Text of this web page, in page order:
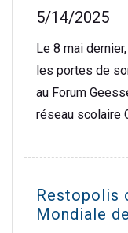
5/14/2025
Le 8 mai
les portes de
au Forum
réseau scolaire
Restopolis
Mondiale